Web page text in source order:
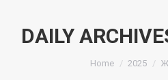
DAILY
Home 2025